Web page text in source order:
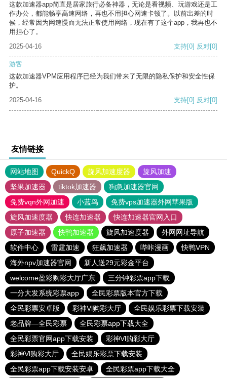
这款加速器app简直是居家旅行必备神器，无论是看视频、玩游戏还是工
作办公，都能畅享高速网络，再也不用担心网速卡顿了。以前出差的时
候，经常因为网速慢而无法正常使用网络，现在有了这个app，我再也不
用担心了。
2025-04-16
支持[0] 反对[0]
游客
这款加速器VPM应用程序已经为我们带来了无限的隐私保护和安全性保
护。
2025-04-16
支持[0] 反对[0]
友情链接
网站地图 QuickQ 旋风加速度器
旋风加速
坚果加速器
tiktok加速器
狗急加速器官网
免费vqn外网加速
小蓝鸟
免费vps加速器外网苹果版
旋风加速度器
快连加速器
快连加速器官网入口
原子加速器
快鸭加速器 旋风加速度器
外网网址导航
软件中心
雷霆加速 狂飙加速器 哔咔漫画
快鸭VPN
海外npv加速器官网
新人送29元彩金平台
welcome盈彩购彩大厅广东
三分钟彩票app下载
一分大发系统彩票app
全民彩票版本官方下载
全民彩票安卓版
彩神Vl购彩大厅
全民娱乐彩票下载安装
老品牌—全民彩票
全民彩票app下载大全
全民彩票官网app下载安装
彩神Vl购彩大厅
彩神Vl购彩大厅
全民娱乐彩票下载安装
全民彩票app下载安装安卓
全民彩票app下载大全